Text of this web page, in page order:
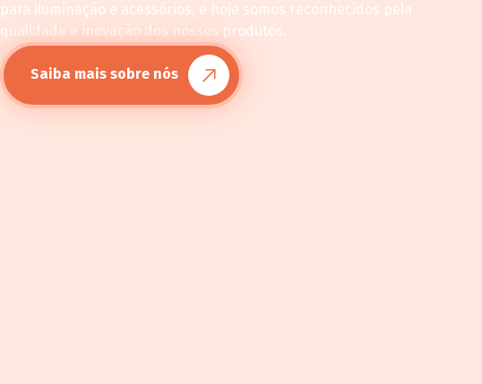
para iluminação e acessórios, e hoje somos reconhecidos pela
qualidade e inovação dos nossos produtos.
Saiba mais sobre nós